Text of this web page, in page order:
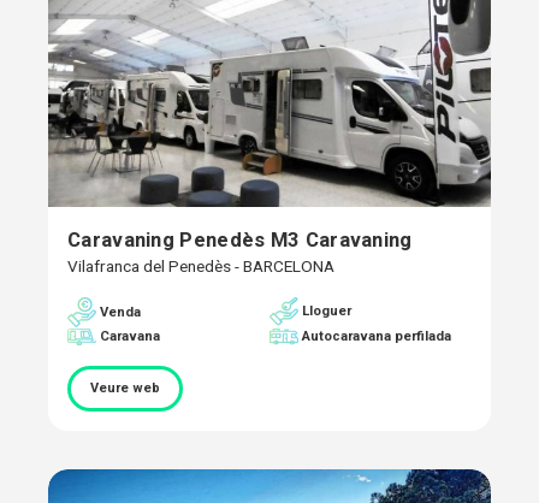
Caravaning Penedès M3 Caravaning
Vilafranca del Penedès - BARCELONA
Venda
Lloguer
Caravana
Autocaravana perfilada
Veure web